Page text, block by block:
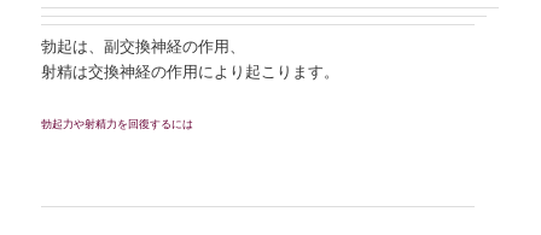
勃起は、副交換神経の作用、
射精は交換神経の作用により起こります。
勃起力や射精力を回復するには